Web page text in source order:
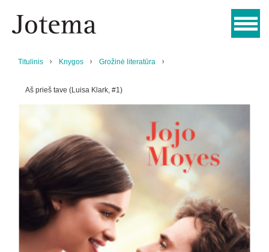
Titulinis Knygos Grožinė literatūra
Aš prieš tave (Luisa Klark, #1)